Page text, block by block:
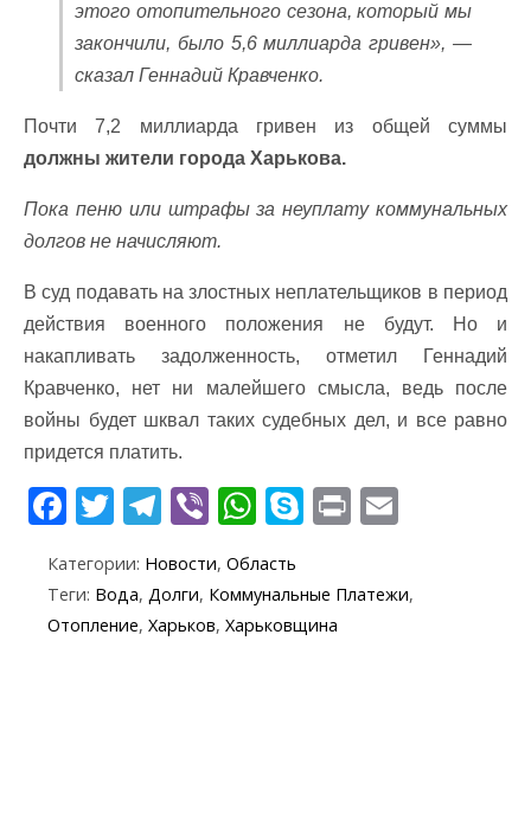
этого отопительного сезона, который мы
закончили, было 5,6 миллиарда гривен», —
сказал Геннадий Кравченко.
Почти 7,2 миллиарда гривен из общей суммы
должны жители города Харькова.
Пока пеню или штрафы за неуплату коммунальных
долгов не начисляют.
В суд подавать на злостных неплательщиков в период
действия военного положения не будут. Но и
накапливать задолженность, отметил Геннадий
Кравченко, нет ни малейшего смысла, ведь после
войны будет шквал таких судебных дел, и все равно
придется платить.
F
e
b
T
itt
er
T
e
gr
Vi
er
W
at
s
S
y
p
Pr
t ai
Категории: Новости, Область
Теги: Вода, Долги, Коммунальные Платежи,
Отопление, Харьков, Харьковщина